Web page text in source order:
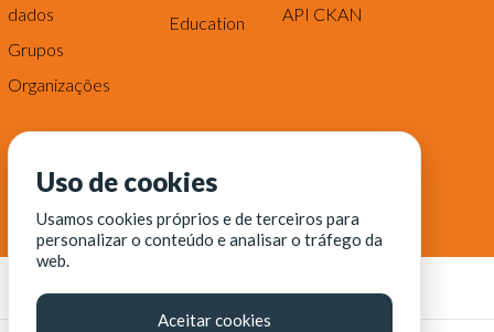
dados
Grupos
Organizações
Education
API CKAN
Uso de cookies
Usamos cookies próprios e de terceiros para
personalizar o conteúdo e analisar o tráfego da
web.
Aceitar cookies